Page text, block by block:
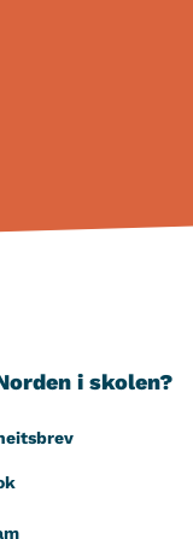
i skolen?